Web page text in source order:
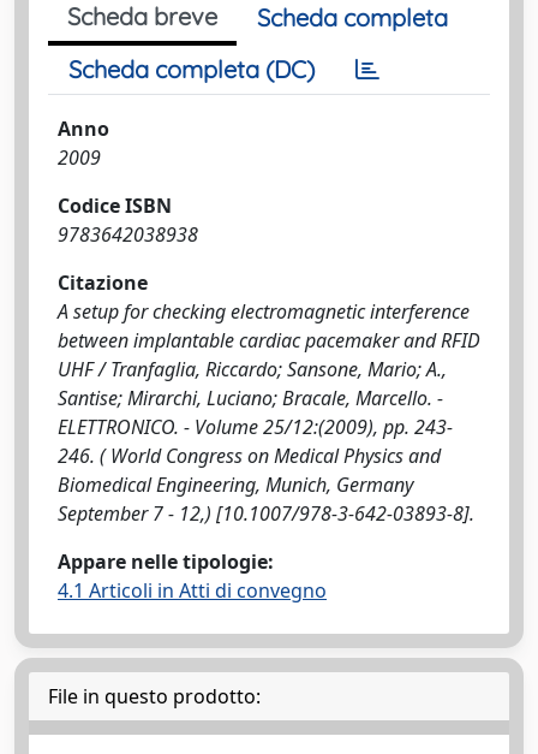
Scheda breve
Scheda completa
Scheda completa (DC)
Anno
2009
Codice ISBN
9783642038938
Citazione
A setup for checking electromagnetic interference
between implantable cardiac pacemaker and RFID
UHF / Tranfaglia, Riccardo; Sansone, Mario; A.,
Santise; Mirarchi, Luciano; Bracale, Marcello. -
ELETTRONICO. - Volume 25/12:(2009), pp. 243-
246. ( World Congress on Medical Physics and
Biomedical Engineering, Munich, Germany
September 7 - 12,) [10.1007/978-3-642-03893-8].
Appare nelle tipologie:
4.1 Articoli in Atti di convegno
File in questo prodotto: